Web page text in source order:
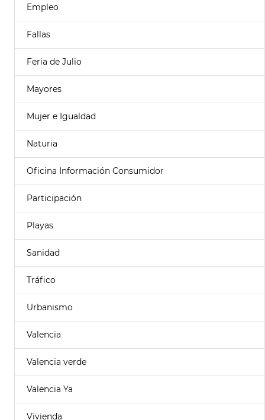
Empleo
Fallas
Feria de Julio
Mayores
Mujer e Igualdad
Naturia
Oficina Información Consumidor
Participación
Playas
Sanidad
Tráfico
Urbanismo
Valencia
Valencia verde
Valencia Ya
Vivienda